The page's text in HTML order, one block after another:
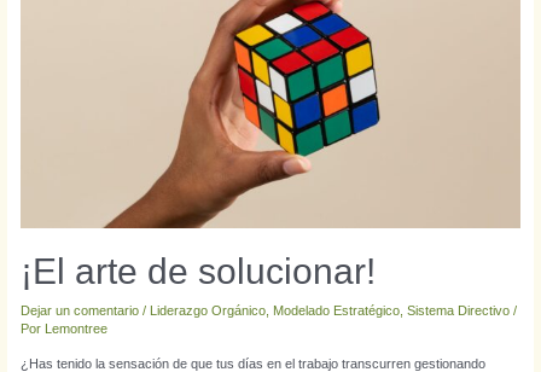
¡El arte de solucionar!
Dejar un comentario / Liderazgo Orgánico, Modelado Estratégico, Sistema Directivo/
Por Lemontree
¿Has tenido la sensación de que tus días en el trabajo transcurren gestionando